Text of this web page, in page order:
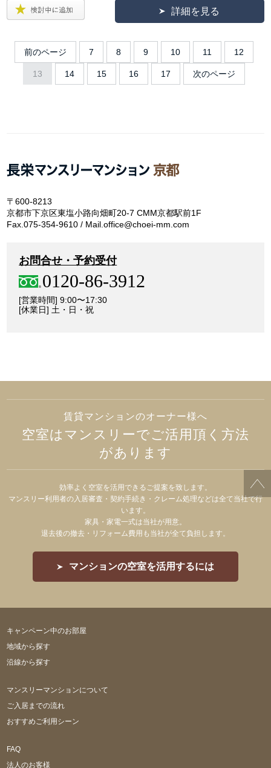
詳細を見る
前のページ 7 8 9 10 11 12
13 14 15 16 17 次のページ
〒600-8213
京都市下京区東塩小路向畑町20-7 CMM京都駅前1F
Fax.075-354-9610 / Mail.office@choei-mm.com
お問合せ・予約受付
0120-86-3912
[営業時間] 9:00〜17:30
[休業日] 土・日・祝
賃貸マンションのオーナー様へ
空室はマンスリーでご活用頂く方法
があります
効率よく空室を活用できるご提案を致します。
マンスリー利用者の入居審査・契約手続き・クレーム処理などは全て当社で行
います。
家具・家電一式は当社が用意。
退去後の撤去・リフォーム費用も当社が全て負担します。
マンションの空室を活用するには
キャンペーン中のお部屋
地域から探す
沿線から探す
マンスリーマンションについて
ご入居までの流れ
おすすめご利用シーン
FAQ
法人のお客様